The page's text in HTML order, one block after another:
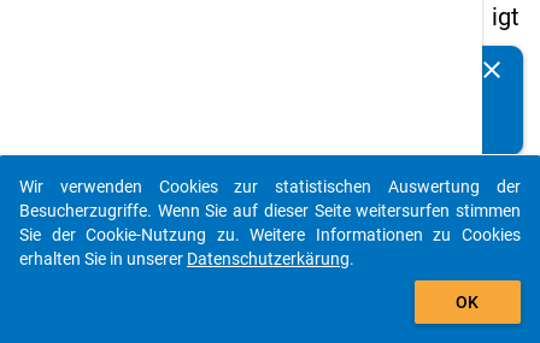
igt
en
s
20
12
clear
auto_stories
add_shopping_cart
Wir verwenden Cookies zur statistischen Auswertung der
Besucherzugriffe. Wenn Sie auf dieser Seite weitersurfen stimmen
Sie der Cookie-Nutzung zu. Weitere Informationen zu Cookies
erhalten Sie in unserer Datenschutzerkärung.
OK